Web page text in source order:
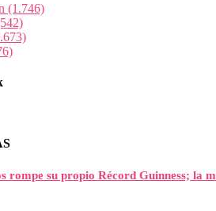
(1.746)
rompe su propio Récord Guinness; la